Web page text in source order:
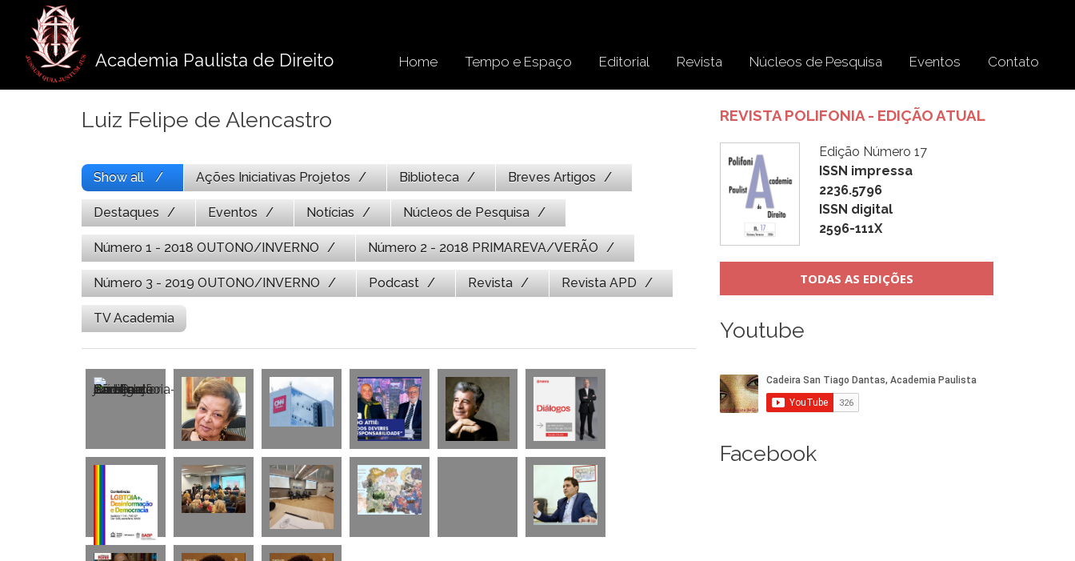
conteúdo
Academia Paulista de Direito Home Tempo e Espaço Editorial Revista Núcleos de Pesquisa Eventos Contato
Luiz Felipe de Alencastro
Show all Ações Iniciativas Projetos Biblioteca Breves Artigos
Destaques Eventos Notícias Núcleos de Pesquisa
Número 1 - 2018 OUTONO/INVERNO Número 2 - 2018 PRIMAREVA/VERÃO
Número 3 - 2019 OUTONO/INVERNO Podcast Revista Revista APD
TV Academia
REVISTA POLIFONIA - EDIÇÃO ATUAL
Edição Número 17
ISSN impressa
2236.5796
ISSN digital
2596-111X
TODAS AS EDIÇÕES
Youtube
Facebook